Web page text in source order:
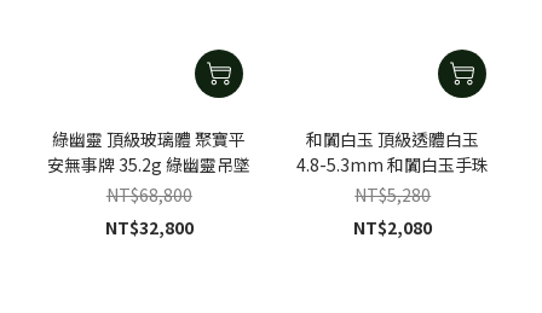
綠幽靈 頂級玻璃體 聚寶平
安無事牌 35.2g 綠幽靈吊墜
NT$68,800
NT$32,800
和闐白玉 頂級透體白玉
4.8-5.3mm 和闐白玉手珠
NT$5,280
NT$2,080